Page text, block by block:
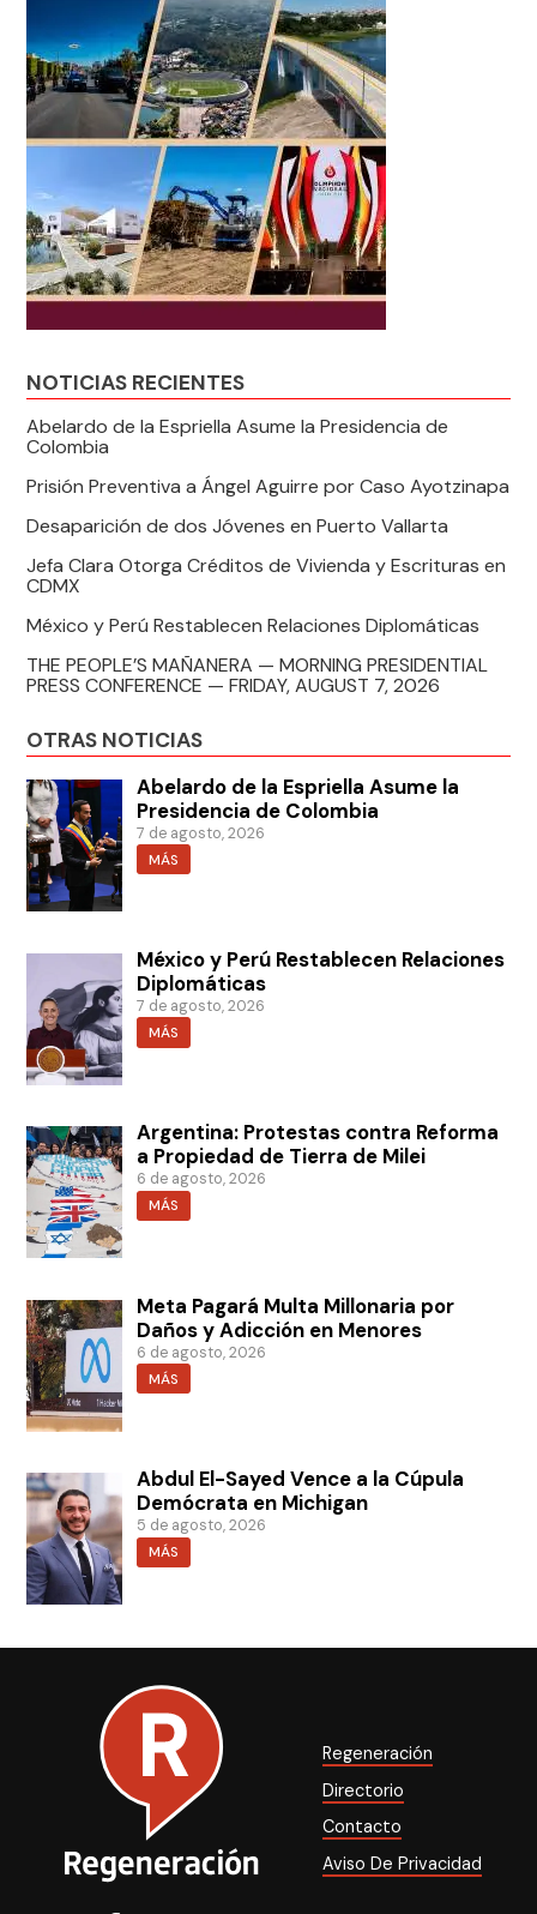
NOTICIAS RECIENTES
Abelardo de la Espriella Asume la Presidencia de
Colombia
Prisión Preventiva a Ángel Aguirre por Caso Ayotzinapa
Desaparición de dos Jóvenes en Puerto Vallarta
Jefa Clara Otorga Créditos de Vivienda y Escrituras en
CDMX
México y Perú Restablecen Relaciones Diplomáticas
THE PEOPLE’S MAÑANERA — MORNING PRESIDENTIAL
PRESS CONFERENCE — FRIDAY, AUGUST 7, 2026
OTRAS NOTICIAS
Abelardo de la Espriella Asume la
Presidencia de Colombia
7 de agosto, 2026
MÁS
México y Perú Restablecen Relaciones
Diplomáticas
7 de agosto, 2026
MÁS
Argentina: Protestas contra Reforma
a Propiedad de Tierra de Milei
6 de agosto, 2026
MÁS
Meta Pagará Multa Millonaria por
Daños y Adicción en Menores
6 de agosto, 2026
MÁS
Abdul El-Sayed Vence a la Cúpula
Demócrata en Michigan
5 de agosto, 2026
MÁS
Regeneración
Directorio
Contacto
Aviso De Privacidad